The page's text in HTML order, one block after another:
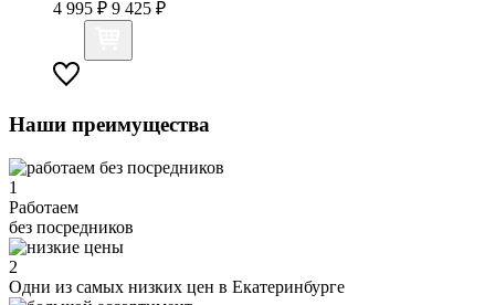
4 995 ₽ 9 425 ₽
Наши преимущества
1
Работаем
без посредников
2
Одни из самых низких цен в Екатеринбурге